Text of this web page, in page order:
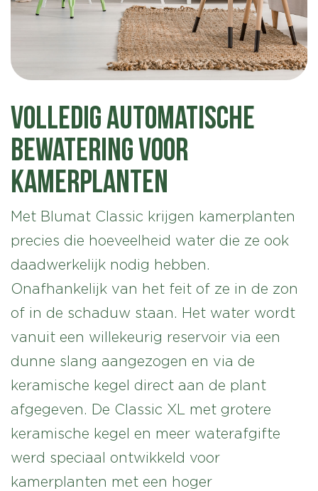
Volledig automatische
bewatering voor
kamerplanten
Met Blumat Classic krijgen kamerplanten
precies die hoeveelheid water die ze ook
daadwerkelijk nodig hebben.
Onafhankelijk van het feit of ze in de zon
of in de schaduw staan. Het water wordt
vanuit een willekeurig reservoir via een
dunne slang aangezogen en via de
keramische kegel direct aan de plant
afgegeven. De Classic XL met grotere
keramische kegel en meer waterafgifte
werd speciaal ontwikkeld voor
kamerplanten met een hoger